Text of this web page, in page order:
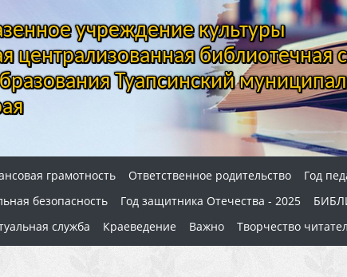
учреждение культуры
централизованная библиотечная
Туапсинский
грамотность Ответственное родительство
Год
безопасность Год защитника Отечества - 2025
служба Краеведение Важно Творчество